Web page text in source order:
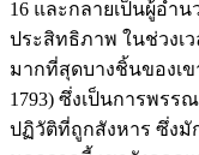
16 และกลายเป็นผู้อำ
ประสิทธิภาพ ในช่วงเ
มากที่สุดบางชิ้นของเ
1793) ซึ่งเป็นการพร
ปฏิวัติที่ถูกสังหาร ซึ่งมั